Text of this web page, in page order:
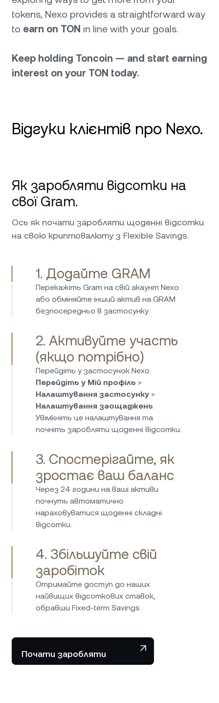
tokens, Nexo provides a straightforward way
to earn on TON in line with your goals.
Keep holding Toncoin — and start earning
interest on your TON today.
Відгуки клієнтів про Nexo.
користуюся Nexo переважно заради
кредитної картки та функції Earn — і все
працює бездоганно. Картка зручна для
щоденних витрат, а відсотки на активи
— прозорі та стабільні. Їхня служба
підтримки працює чудово — швидко,
Nexo — це не лише про криптовалюти,
можливості для інвестування у фіат тут
чудові. Я можу заробляти високі відсотки
виплатами й без прихованих комісій. Дуже
легко здійснювати депозит й виводити
кошти, і я впевнений, що кошти захищені
та регулюються. Розумний вибір для
пасивного доходу від заощаджень у фіаті!
Я користуюся Nexo вже понад чотири
найкращих платформ для отримання
дуже високих відсоткових ставок на ваші
криптовалюти та стейблкоїни. У них
хороші стандарти безпеки та чудове
обслуговування клієнтів. Максимально
задоволений вибором.
Як заробляти відсотки на
свої Gram.
Ось як почати заробляти щоденні відсотки
на свою криптовалюту з Flexible Savings.
1. Додайте GRAM
Перекажіть Gram на свій акаунт Nexo
або обміняйте інший актив на GRAM
безпосередньо в застосунку.
2. Активуйте участь
(якщо потрібно)
Перейдіть у застосунок Nexo.
Перейдіть у Мій профіль >
Налаштування застосунку >
Налаштування заощаджень
Увімкніть це налаштування та
почніть заробляти щоденні відсотки.
3. Спостерігайте, як
зростає ваш баланс
Через 24 години на ваші активи
почнуть автоматично
нараховуватися щоденні складні
відсотки.
4. Збільшуйте свій
заробіток
Отримайте доступ до наших
найвищих відсоткових ставок,
обравши Fixed-term Savings.
Почати заробляти